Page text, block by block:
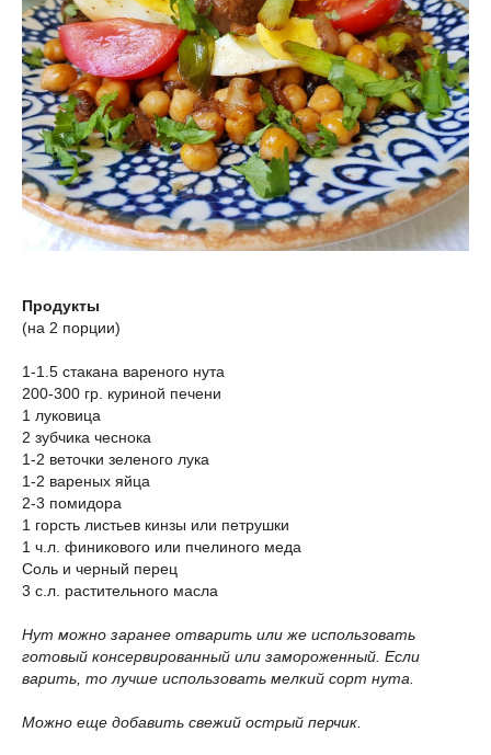
Продукты
(на 2 порции)
1-1.5 стакана вареного нута
200-300 гр. куриной печени
1 луковица
2 зубчика чеснока
1-2 веточки зеленого лука
1-2 вареных яйца
2-3 помидора
1 горсть листьев кинзы или петрушки
1 ч.л. финикового или пчелиного меда
Соль и черный перец
3 с.л. растительного масла
Нут можно заранее отварить или же использовать
готовый консервированный или замороженный. Если
варить, то лучше использовать мелкий сорт нута.
Можно еще добавить свежий острый перчик.